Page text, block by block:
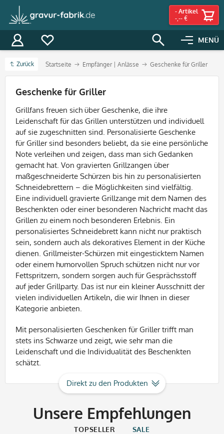
MENÜ
- Artikel
-,-- €
Zurück Startseite Empfänger | Anlässe Geschenke für Griller
Filter
Geschenke für Griller
Grillfans freuen sich über Geschenke, die ihre
Leidenschaft für das Grillen unterstützen und individuell
auf sie zugeschnitten sind. Personalisierte Geschenke
fürGrillersind besonders beliebt, da sie eine persönliche
Note verleihen und zeigen, dass man sich Gedanken
gemacht hat. Von gravierten Grillzangen über
maßgeschneiderte Schürzen bis hin zu personalisierten
Schneidebrettern – die Möglichkeiten sind vielfältig.
Eine individuell gravierte Grillzange mit dem Namen des
Beschenkten oder einer besonderen Nachricht macht das
Grillen zu einem noch besonderen Erlebnis. Ein
personalisiertes Schneidebrett kann nicht nur praktisch
sein, sondern auch als dekoratives Element in der Küche
dienen. Grillmeister-Schürzen mit eingesticktem Namen
oder einem humorvollen Spruch schützen nicht nur vor
Fettspritzern, sondern sorgen auch für Gesprächsstoff
auf jeder Grillparty. Das ist nur ein kleiner Ausschnitt der
vielen individuellen Artikeln, die wir Ihnen in dieser
Kategorie anbieten.
Mit personalisierten Geschenken fürGrillertrifft man
stets ins Schwarze und zeigt, wie sehr man die
Leidenschaft und die Individualität des Beschenkten
schätzt.
Direkt zu den Produkten
Unsere Empfehlungen
TOPSELLER SALE